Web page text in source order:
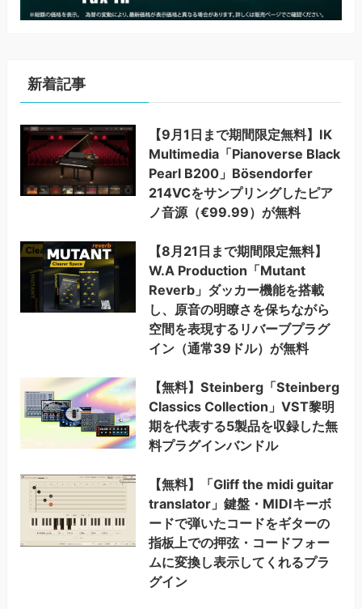
新着記事
【9月1日まで期間限定無料】IK
Multimedia「Pianoverse Black
Pearl B200」Bösendorfer
214VCをサンプリングしたピア
ノ音源（€99.99）が無料
【8月21日まで期間限定無料】
W.A Production「Mutant
Reverb」ダッカー機能を搭載
し、原音の明瞭さを保ちながら
空間を表現するリバーブプラグ
イン（通常39ドル）が無料
【無料】Steinberg「Steinberg
Classics Collection」VST黎明
期を代表する5製品を収録した無
料プラグインバンドル
【無料】「Gliff the midi guitar
translator」鍵盤・MIDIキーボ
ードで弾いたコードをギターの
指板上での押弦・コードフォー
ムに変換し表示してくれるプラ
グイン